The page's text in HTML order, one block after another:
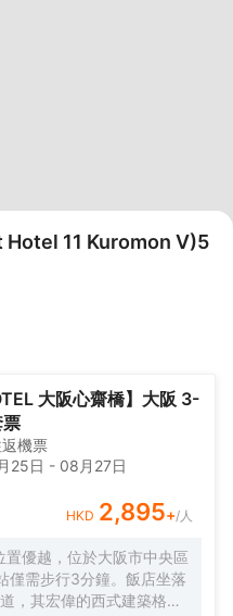
11 Kuromon V)5
大阪心齋橋】大阪 3-
機票
25日 - 08月27日
HKD 2,895+/人
優越，位於大阪市中央區
僅需步行3分鐘。飯店坐落
，其宏偉的西式建築格外